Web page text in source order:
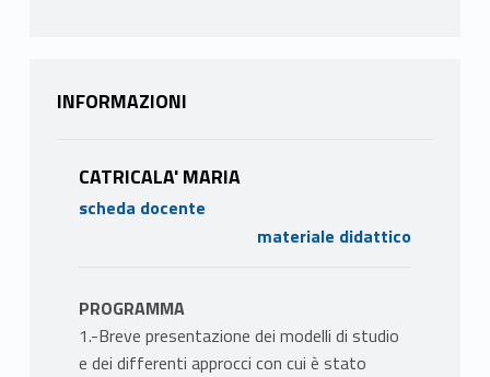
INFORMAZIONI
CATRICALA' MARIA
scheda docente
materiale didattico
PROGRAMMA
1.-Breve presentazione dei modelli di studio
e dei differenti approcci con cui è stato